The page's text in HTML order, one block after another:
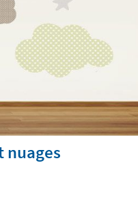
nuages